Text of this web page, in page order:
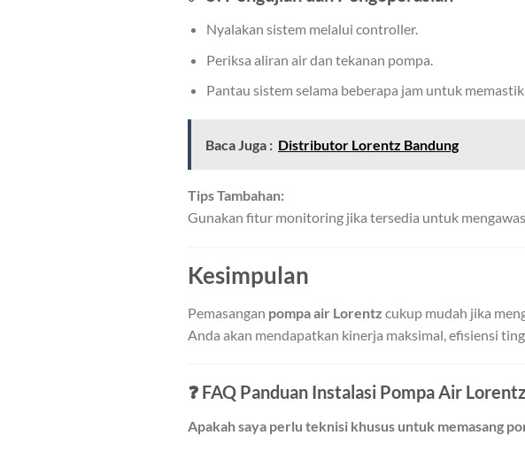
Nyalakan sistem melalui controller.
Periksa aliran air dan tekanan pompa.
Pantau sistem selama beberapa jam untuk
Baca Juga : Distributor Lorentz Bandung
Tips Tambahan:
Gunakan fitur monitoring jika tersedia untuk
Kesimpulan
Pemasangan pompa air Lorentz cukup mudah jika
Anda akan mendapatkan kinerja maksimal, efisiensi
❓ FAQ Panduan Instalasi Pompa Air
Apakah saya perlu teknisi khusus untuk memasang